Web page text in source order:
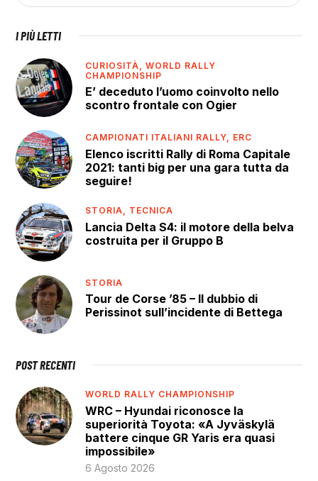
I PIÙ LETTI
CURIOSITÀ,WORLD RALLY
CHAMPIONSHIP
E’ deceduto l’uomo coinvolto nello
scontro frontale con Ogier
CAMPIONATI ITALIANI RALLY, ERC
Elenco iscritti Rally di Roma Capitale
2021: tanti big per una gara tutta da
seguire!
STORIA, TECNICA
Lancia Delta S4: il motore della belva
costruita per il Gruppo B
STORIA
Tour de Corse ’85 – Il dubbio di
Perissinot sull’incidente di Bettega
POST RECENTI
WORLD RALLY CHAMPIONSHIP
WRC – Hyundai riconosce la
superiorità Toyota: «A Jyväskylä
battere cinque GR Yaris era quasi
impossibile»
6 Agosto 2026